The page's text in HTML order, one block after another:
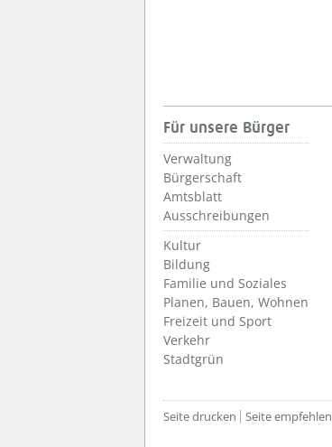
Für unsere Bürger
Verwaltung
Bürgerschaft
Amtsblatt
Ausschreibungen
Kultur
Bildung
Familie und Soziales
Planen, Bauen, Wohnen
Freizeit und Sport
Verkehr
Stadtgrün
Seite drucken Seite empfehlen